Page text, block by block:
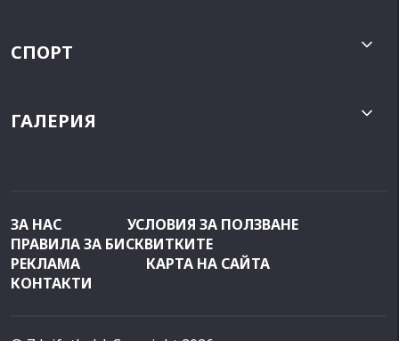
СПОРТ
ГАЛЕРИЯ
ЗА НАС
УСЛОВИЯ ЗА ПОЛЗВАНЕ
ПРАВИЛА ЗА БИСКВИТКИТЕ
РЕКЛАМА
КАРТА НА САЙТА
КОНТАКТИ